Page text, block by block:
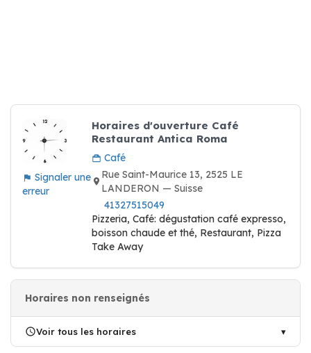
Signaler une
erreur
Horaires d'ouverture Café
Restaurant Antica Roma
Café
Rue Saint-Maurice 13, 2525 LE
LANDERON — Suisse
41327515049
Pizzeria, Café: dégustation café expresso,
boisson chaude et thé, Restaurant, Pizza
Take Away
Horaires non renseignés
Voir tous les horaires